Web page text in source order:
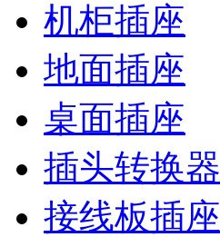
机柜插座
地面插座
桌面插座
插头转换器
接线板插座